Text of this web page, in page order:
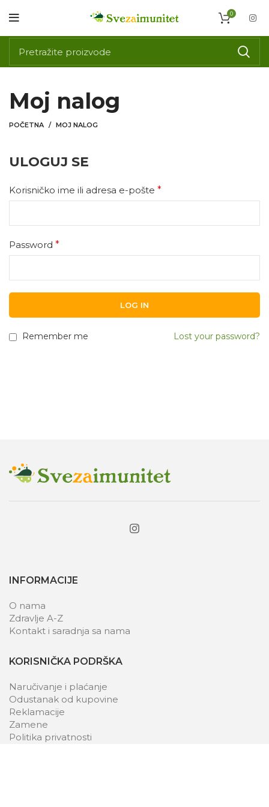
0
Moj nalog
POČETNA MOJ NALOG
ULOGUJ SE
Korisničko ime ili adresa e-pošte *
Password *
LOG IN
Lost your password?
Remember me
INFORMACIJE
O nama
Zdravlje A-Z
Kontakt i saradnja sa nama
KORISNIČKA PODRŠKA
Naručivanje i plaćanje
Odustanak od kupovine
Reklamacije
Zamene
Politika privatnosti